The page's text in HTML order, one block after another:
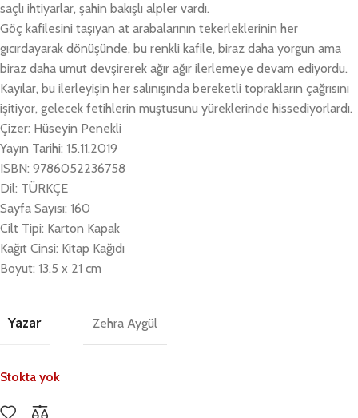
saçlı ihtiyarlar, şahin bakışlı alpler vardı.
Göç kafilesini taşıyan at arabalarının tekerleklerinin her
gıcırdayarak dönüşünde, bu renkli kafile, biraz daha yorgun ama
biraz daha umut devşirerek ağır ağır ilerlemeye devam ediyordu.
Kayılar, bu ilerleyişin her salınışında bereketli toprakların çağrısını
işitiyor, gelecek fetihlerin muştusunu yüreklerinde hissediyorlardı.
Çizer: Hüseyin Penekli
Yayın Tarihi: 15.11.2019
ISBN: 9786052236758
Dil: TÜRKÇE
Sayfa Sayısı: 160
Cilt Tipi: Karton Kapak
Kağıt Cinsi: Kitap Kağıdı
Boyut: 13.5 x 21 cm
Yazar Zehra Aygül
Stokta yok